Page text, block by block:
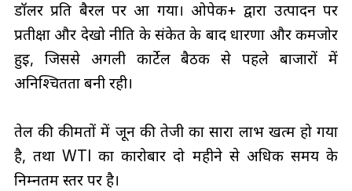
डॉलर प्रति बैरल पर आ गया। ओपेक+ द्वारा उत्पादन पर
प्रतीक्षा और देखो नीति के संकेत के बाद धारणा और कमजोर
हुई, जिससे अगली कार्टेल बैठक से पहले बाजारों में
अनिश्चितता बनी रही।
तेल की कीमतों में जून की तेजी का सारा लाभ खत्म हो गया
है, तथा WTI का कारोबार दो महीने से अधिक समय के
निम्नतम स्तर पर है।